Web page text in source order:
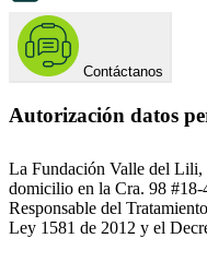
Contáctanos
Autorización datos
La Fundación Valle del
domicilio en la Cra. 98
Responsable del
Ley 1581 de 2012 y el